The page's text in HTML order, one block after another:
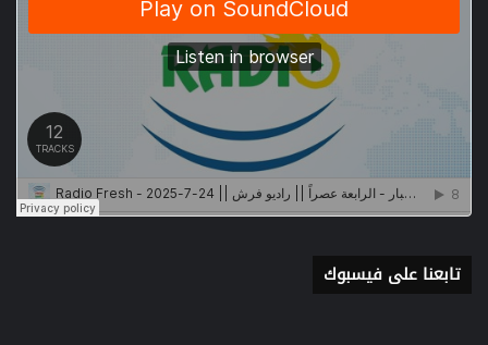
تابعنا على فيسبوك